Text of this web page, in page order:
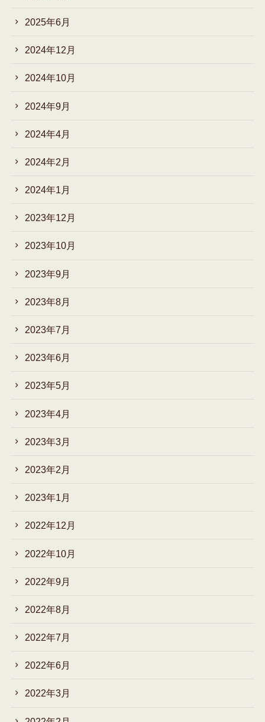
2025年6月
2024年12月
2024年10月
2024年9月
2024年4月
2024年2月
2024年1月
2023年12月
2023年10月
2023年9月
2023年8月
2023年7月
2023年6月
2023年5月
2023年4月
2023年3月
2023年2月
2023年1月
2022年12月
2022年10月
2022年9月
2022年8月
2022年7月
2022年6月
2022年3月